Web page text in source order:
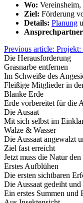
Wo:
Ziel: Förderung
Details: Planung
Previous article:
Die Herausforderung
Grasnarbe entfernen
Im Schweiße des
Fleißige Mitglieder in
Blanke Erde
Erde vorbereitet für die
Die Ausaat
Mit sich selbst im
Walze & Wasser
Die Aussaat angewalzt
Ziel fast erreicht
Jetzt muss die Natur
Erstes Aufblühen
Die ersten sichtbaren
Die Aussaat gedeiht
Ein erstes Summen und